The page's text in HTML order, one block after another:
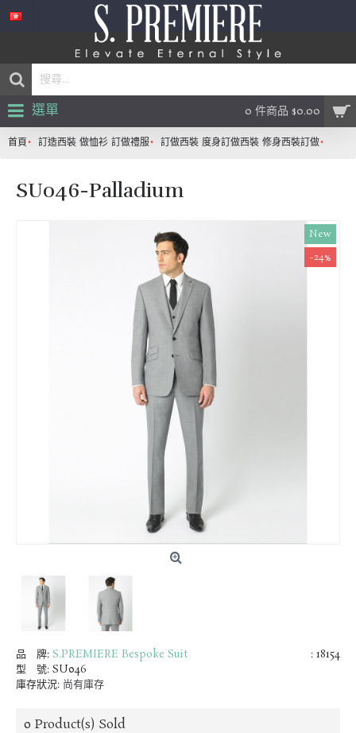
0 件商品 $0.00
選單
首頁 訂造西裝 做恤衫 訂做禮服 訂做西裝 度身訂做西裝 修身西裝訂做
SU046-Palladium
New
-24%
: 18154
品 牌: S.PREMIERE Bespoke Suit
型 號: SU046
庫存狀況: 尚有庫存
0 Product(s) Sold